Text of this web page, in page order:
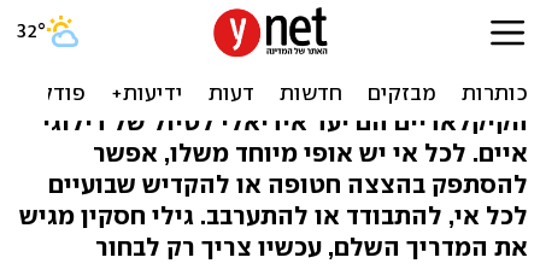
פרשת האי היווני: גרסת
הקיקלאדיים הם יעד אידיאלי לטיול של דילוגי
איים. לכל אי יש אופי מיוחד משלו, אפשר
להסתפק בהצצה חטופה או להקדיש שבועיים
לכל אי, להתבודד או להתערבב. גילי חסקין מגיש
את המדריך השלם, עכשיו צריך רק לבחור